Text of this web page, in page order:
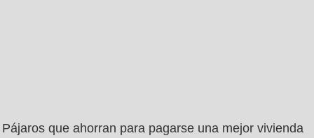
Pájaros que ahorran para pagarse una mejor vivienda